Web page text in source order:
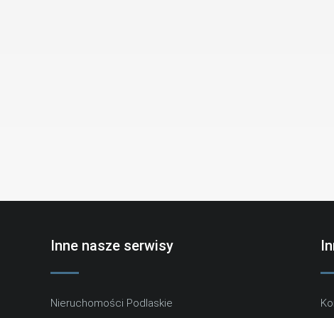
Inne nasze serwisy
Nieruchomości Podlaskie